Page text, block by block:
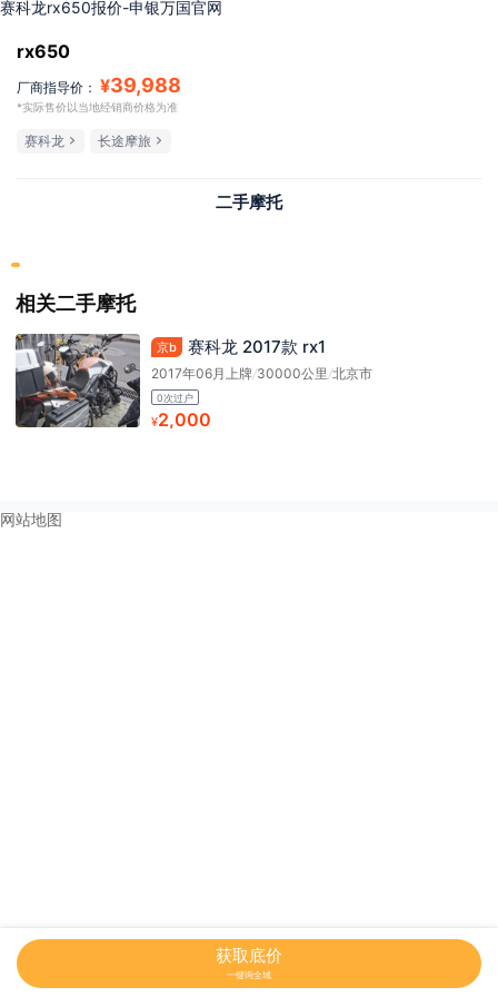
赛科龙rx650报价-申银万国官网
rx650
厂商指导价： ¥39,988
*实际售价以当地经销商价格为准
赛科龙 长途摩旅
二手摩托
相关二手摩托
京b 赛科龙 2017款 rx1
2017年06月上牌/30000公里 /北京市
0次过户
¥2,000
获取底价
一键询全城
网站地图